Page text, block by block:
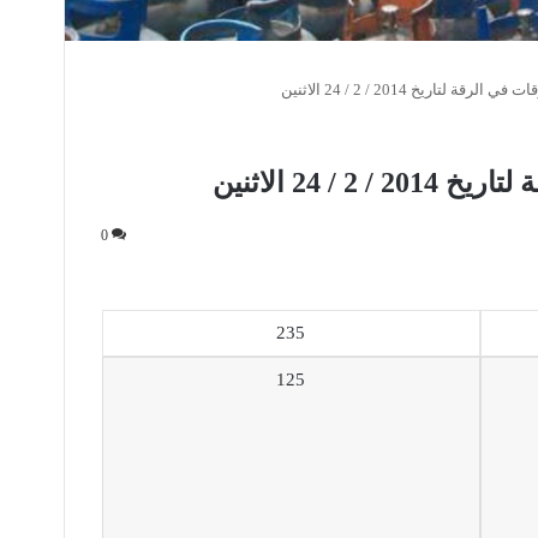
لتاريخ 2014 / 2 / 24 الاثنين
/ 24 الاثنين
0
235
125